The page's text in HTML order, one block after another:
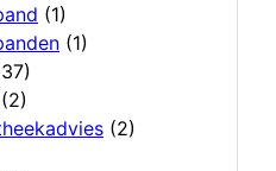
(1)
(1)
(2)
(2)